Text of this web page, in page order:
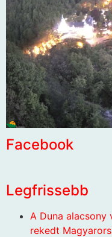
Facebook
Legfrissebb
A Duna alacsony
rekedt